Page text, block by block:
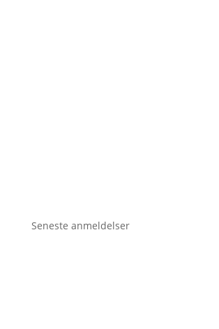
Seneste anmeldelser